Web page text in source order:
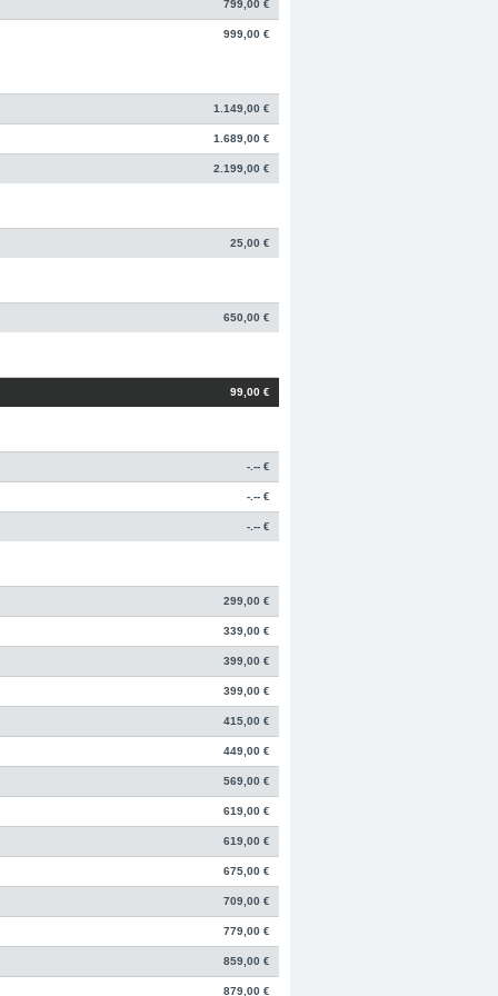
799,00 €
999,00 €
1.149,00 €
1.689,00 €
2.199,00 €
25,00 €
650,00 €
99,00 €
-.-- €
-.-- €
-.-- €
299,00 €
339,00 €
399,00 €
399,00 €
415,00 €
449,00 €
569,00 €
619,00 €
619,00 €
675,00 €
709,00 €
779,00 €
859,00 €
879,00 €